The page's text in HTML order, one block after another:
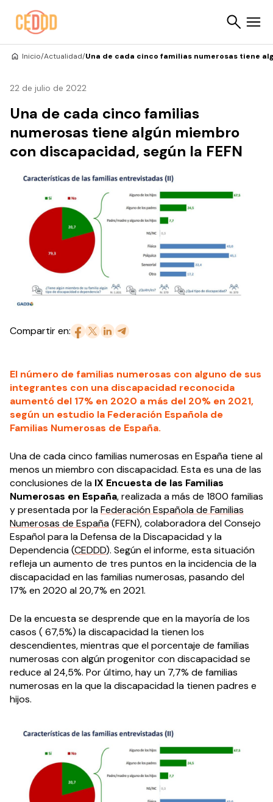
Inicio/Actualidad/Una de cada cinco familias numerosas tiene
22 de julio de 2022
Una de cada cinco familias
numerosas tiene algún miembro
con discapacidad, según la FEFN
Compartir en:
El número de familias numerosas con alguno de sus
integrantes con una discapacidad reconocida
aumentó del 17% en 2020 a más del 20% en 2021,
según un estudio la Federación Española de
Familias Numerosas de España.
Una de cada cinco familias numerosas en España tiene al
menos un miembro con discapacidad. Esta es una de las
conclusiones de la IX Encuesta de las Familias
Numerosas en España, realizada a más de 1800 familias
y presentada por laFederación Española de Familias
Numerosas de España(FEFN), colaboradora del Consejo
Español para la Defensa de la Discapacidad y la
Dependencia (CEDDD). Según el informe, esta situación
refleja un aumento de tres puntos en la incidencia de la
discapacidad en las familias numerosas, pasando del
17% en 2020 al 20,7% en 2021.
De la encuesta se desprende que en la mayoría de los
casos ( 67,5%) la discapacidad la tienen los
descendientes, mientras que el porcentaje de familias
numerosas con algún progenitor con discapacidad se
reduce al 24,5%. Por último, hay un 7,7% de familias
numerosas en la que la discapacidad la tienen padres e
hijos.